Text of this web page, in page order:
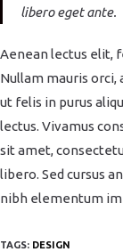
libero eget ante.
Aenean lectus elit,
Nullam mauris orci,
ut felis in purus
lectus. Vivamus
sit amet,
libero. Sed cursus
nibh elementum
TAGS: DESIGN